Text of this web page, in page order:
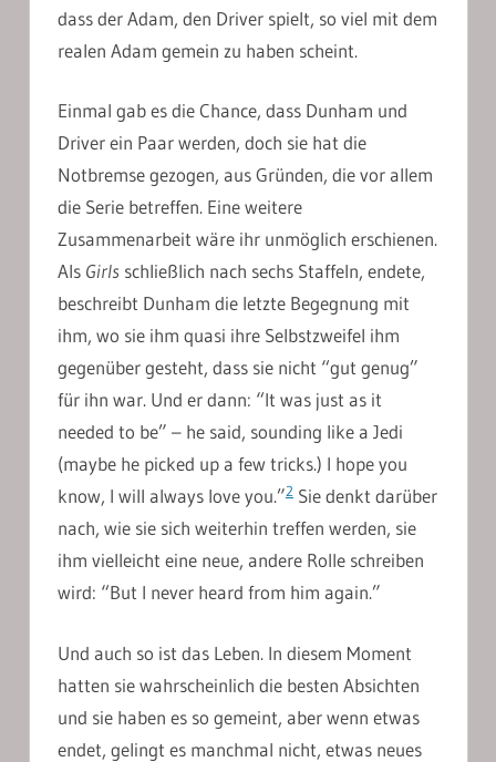
dass der Adam, den Driver spielt, so viel mit dem
realen Adam gemein zu haben scheint.
Einmal gab es die Chance, dass Dunham und
Driver ein Paar werden, doch sie hat die
Notbremse gezogen, aus Gründen, die vor allem
die Serie betreffen. Eine weitere
Zusammenarbeit wäre ihr unmöglich erschienen.
Als Girls schließlich nach sechs Staffeln, endete,
beschreibt Dunham die letzte Begegnung mit
ihm, wo sie ihm quasi ihre Selbstzweifel ihm
gegenüber gesteht, dass sie nicht “gut genug”
für ihn war. Und er dann: “It was just as it
needed to be” – he said, sounding like a Jedi
(maybe he picked up a few tricks.) I hope you
know, I will always love you.”2 Sie denkt darüber
nach, wie sie sich weiterhin treffen werden, sie
ihm vielleicht eine neue, andere Rolle schreiben
wird: “But I never heard from him again.”
Und auch so ist das Leben. In diesem Moment
hatten sie wahrscheinlich die besten Absichten
und sie haben es so gemeint, aber wenn etwas
endet, gelingt es manchmal nicht, etwas neues